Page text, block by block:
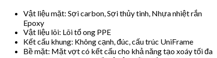
Vật liệu mặt: Sợi carbon, Sợi thủy tinh, Nhựa nhiệt rắn
Epoxy
Vật liệu lõi: Lõi tổ ong PPE
Kết cấu khung: Không cạnh, đúc, cấu trúc UniFrame
Bề mặt: Mặt vợt có kết cấu cho khả năng tạo xoáy tối đa